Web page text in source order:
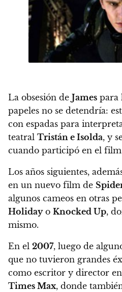
La obsesión de James para
papeles no se detendría:
con espadas para
teatral Tristán e Isolda, y
cuando participó en el film
Los años siguientes,
en un nuevo film de
algunos cameos en otras
Holidayo Knocked Up,
mismo.
En el 2007, luego de
que no tuvieron grandes
como escritor y director
Times Max, donde